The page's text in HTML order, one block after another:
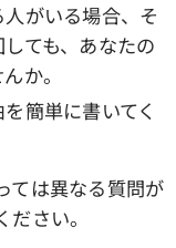
がいる場合、そ
ても、あなたの
か。
簡単に書いてく
は異なる質問が
さい。